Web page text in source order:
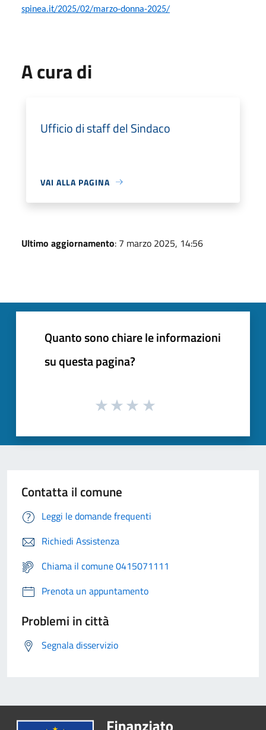
spinea.it/2025/02/marzo-donna-2025/
A cura di
Ufficio di staff del Sindaco
VAI ALLA PAGINA
Ultimo aggiornamento: 7 marzo 2025, 14:56
Quanto sono chiare le informazioni
su questa pagina?
Contatta il comune
Leggi le domande frequenti
Richiedi Assistenza
Chiama il comune 0415071111
Prenota un appuntamento
Problemi in città
Segnala disservizio